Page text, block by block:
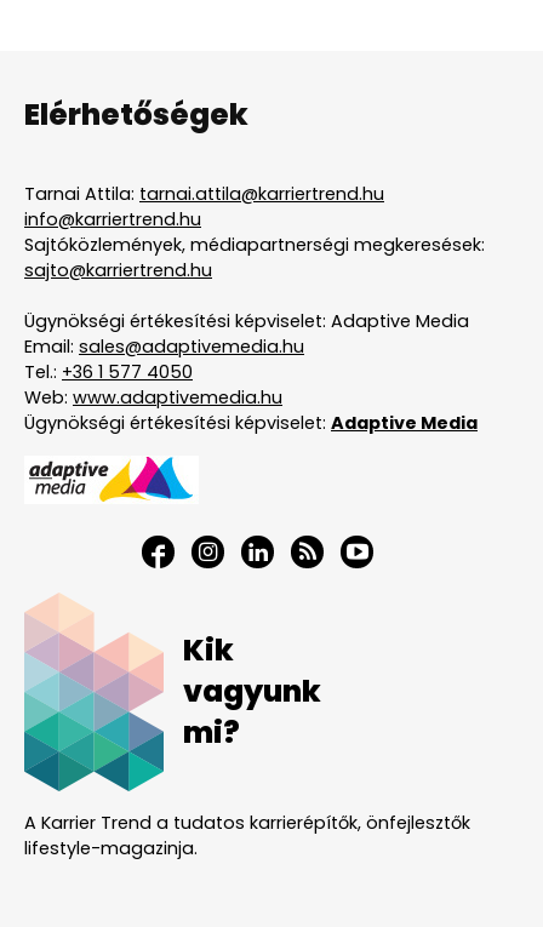
Elérhetőségek
Tarnai Attila: tarnai.attila@karriertrend.hu
info@karriertrend.hu
Sajtóközlemények, médiapartnerségi megkeresések:
sajto@karriertrend.hu
Ügynökségi értékesítési képviselet: Adaptive Media
Email: sales@adaptivemedia.hu
Tel.: +36 1 577 4050
Web: www.adaptivemedia.hu
Ügynökségi értékesítési képviselet: Adaptive Media
Kik
vagyunk
mi?
A Karrier Trend a tudatos karrierépítők, önfejlesztők
lifestyle-magazinja.